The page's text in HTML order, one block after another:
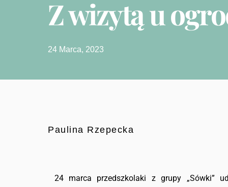
Z wizytą u
24 Marca, 2023
Paulina Rzepecka
24 marca przedszkolaki z grupy „Sówki”